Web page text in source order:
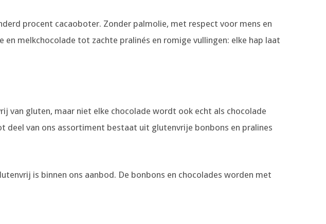
procent cacaoboter. Zonder palmolie, met respect voor mens en
melkchocolade tot zachte pralinés en romige vullingen: elke hap laat
van gluten, maar niet elke chocolade wordt ook echt als chocolade
deel van ons assortiment bestaat uit glutenvrije bonbons en pralines
is binnen ons aanbod. De bonbons en chocolades worden met